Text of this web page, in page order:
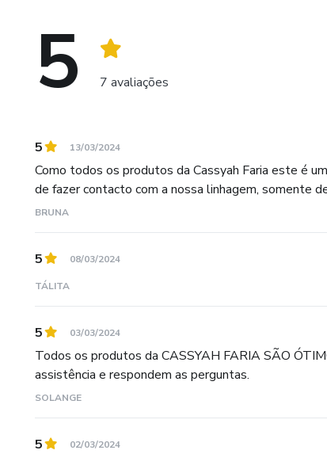
5 7 avaliações
5 13/03/2024
Como todos os produtos da Cassyah Faria este é
de fazer contacto com a nossa linhagem, somente
BRUNA
5 08/03/2024
TÁLITA
5 03/03/2024
Todos os produtos da CASSYAH FARIA SÃO
assistência e respondem as perguntas.
SOLANGE
5 02/03/2024